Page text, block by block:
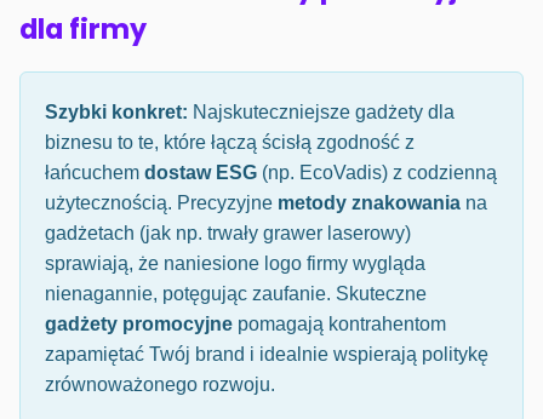
dla firmy
Szybki konkret: Najskuteczniejsze gadżety dla
biznesu to te, które łączą ścisłą zgodność z
łańcuchem dostaw ESG (np. EcoVadis) z codzienną
użytecznością. Precyzyjne metody znakowania na
gadżetach (jak np. trwały grawer laserowy)
sprawiają, że naniesione logo firmy wygląda
nienagannie, potęgując zaufanie. Skuteczne
gadżety promocyjne pomagają kontrahentom
zapamiętać Twój brand i idealnie wspierają politykę
zrównoważonego rozwoju.